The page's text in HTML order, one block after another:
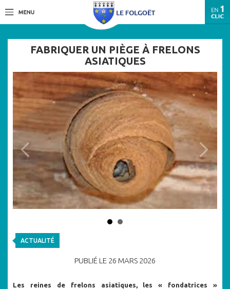
FABRIQUER UN PIÈGE À FRELONS
ASIATIQUES
ACTUALITÉ
PUBLIÉ LE 26 MARS 2026
Les reines de frelons asiatiques, les « fondatrices »